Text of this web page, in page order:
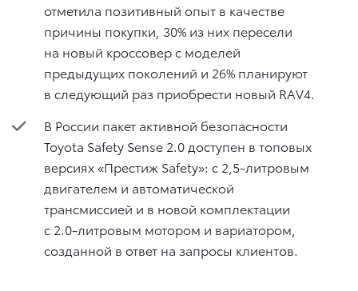
отметила позитивный опыт в качестве
причины покупки, 30% из них пересели
на новый кроссовер с моделей
предыдущих поколений и 26% планируют
в следующий раз приобрести новый RAV4.
В России пакет активной безопасности
Toyota Safety Sense 2.0 доступен в топовых
версиях «Престиж Safety»: c 2,5-литровым
двигателем и автоматической
трансмиссией и в новой комплектации
с 2.0-литровым мотором и вариатором,
созданной в ответ на запросы клиентов.